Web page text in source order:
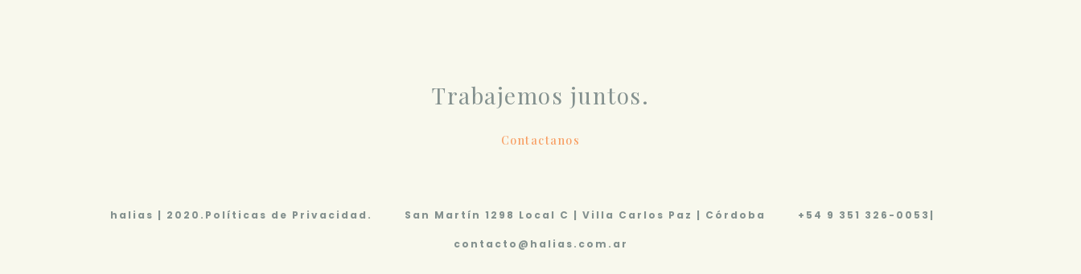
Trabajemos juntos.
Contactanos
halias | 2020. Políticas de Privacidad. San Martín 1298 Local C | Villa Carlos Paz | Córdoba +54 9 351 326-0053 |
contacto@halias.com.ar